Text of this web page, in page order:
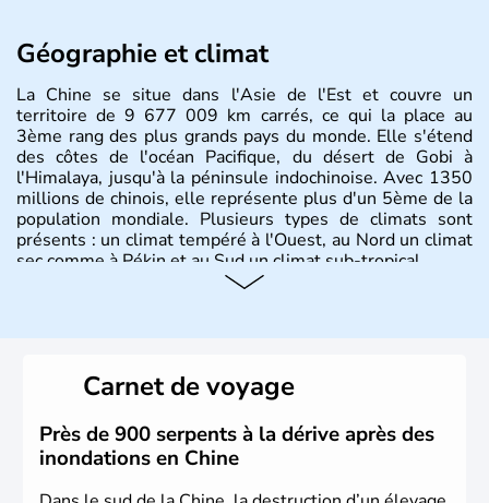
Géographie et climat
La Chine se situe dans l'Asie de l'Est et couvre un
territoire de 9 677 009 km carrés, ce qui la place au
3ème rang des plus grands pays du monde. Elle s'étend
des côtes de l'océan Pacifique, du désert de Gobi à
l'Himalaya, jusqu'à la péninsule indochinoise. Avec 1350
millions de chinois, elle représente plus d'un 5ème de la
population mondiale. Plusieurs types de climats sont
présents : un climat tempéré à l'Ouest, au Nord un climat
sec comme à Pékin et au Sud un climat sub-tropical.
dynasties. La dynastie Qing a été la dernière à régner
jusqu'aux guerres de l'opium lorsque la Chine s'est
constituée comme nation et a retrouvé son indépendance
en 1945. Illustre pays en matière d'inventions avant-
gardistes, la Chine a été la première utilisatrice du papier,
de l'imprimerie à caractères mobiles, de la boussole et de
Carnet de voyage
Près de 900 serpents à la dérive après des
inondations en Chine